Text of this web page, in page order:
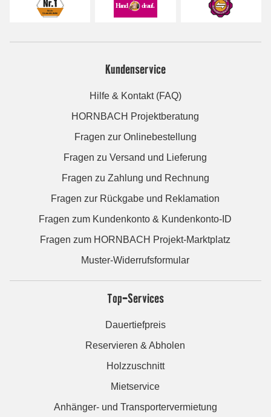
Kundenservice
Hilfe & Kontakt (FAQ)
HORNBACH Projektberatung
Fragen zur Onlinebestellung
Fragen zu Versand und Lieferung
Fragen zu Zahlung und Rechnung
Fragen zur Rückgabe und Reklamation
Fragen zum Kundenkonto & Kundenkonto-ID
Fragen zum HORNBACH Projekt-Marktplatz
Muster-Widerrufsformular
Top-Services
Dauertiefpreis
Reservieren & Abholen
Holzzuschnitt
Mietservice
Anhänger- und Transportervermietung